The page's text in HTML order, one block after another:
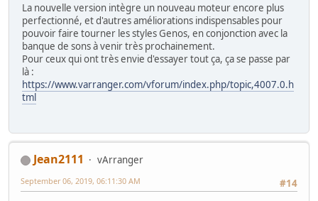
La nouvelle version intègre un nouveau moteur encore plus
perfectionné, et d'autres améliorations indispensables pour
pouvoir faire tourner les styles Genos, en conjonction avec la
banque de sons à venir très prochainement.
Pour ceux qui ont très envie d'essayer tout ça, ça se passe par
là :
https://www.varranger.com/vforum/index.php/topic,4007.0.h
tml
Jean2111
vArranger
#14
September 06, 2019, 06:11:30 AM